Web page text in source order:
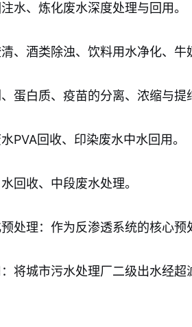
水、炼化废水深度处理与回用。
、酒类除浊、饮料用水净化、牛
蛋白质、疫苗的分离、浓缩与提
PVA回收、印染废水中水回用。
回收、中段废水处理。
处理：作为反渗透系统的核心
将城市污水处理厂二级出水经